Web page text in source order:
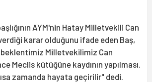
AYM'nin Hatay Milletvekili Can
karar olduğunu ifade eden Baş,
Milletvekilimiz Can
Meclis kütüğüne kaydının yapılması.
zamanda hayata geçirilir" dedi.